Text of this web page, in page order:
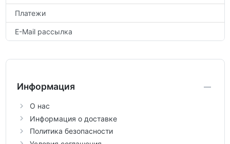
Платежи
E-Mail рассылка
Информация
О нас
Информация о доставке
Политика безопасности